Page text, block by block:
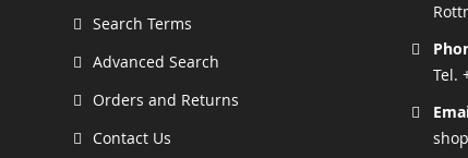
Search Terms
Advanced Search
Orders and Returns
Contact Us
Tel.